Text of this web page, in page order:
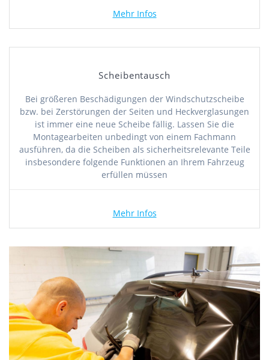
Mehr Infos
Scheibentausch
Bei größeren Beschädigungen der Windschutzscheibe
bzw. bei Zerstörungen der Seiten und Heckverglasungen
ist immer eine neue Scheibe fällig. Lassen Sie die
Montagearbeiten unbedingt von einem Fachmann
ausführen, da die Scheiben als sicherheitsrelevante Teile
insbesondere folgende Funktionen an Ihrem Fahrzeug
erfüllen müssen
Mehr Infos